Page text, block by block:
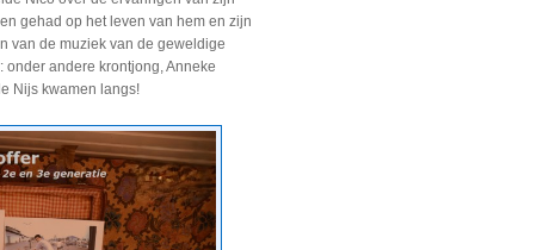
gehad op het leven van hem en zijn
van de muziek van de geweldige
andere krontjong, Anneke
Nijs kwamen langs!